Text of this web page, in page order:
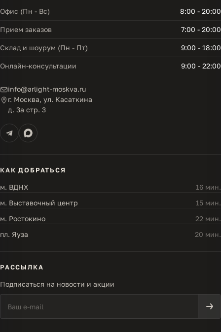
Офис (Пн - Вс) 8:00 - 20:00
Прием заказов 7:00 - 20:00
Склад и шоурум (Пн - Пт) 9:00 - 18:00
Онлайн-консультации 9:00 - 22:00
info@arlight-moskva.ru
г. Москва, ул. Касаткина
д. 3а стр. 3
КАК ДОБРАТЬСЯ
м. ВДНХ
16 мин.
м. Выставочный центр
15 мин.
м. Ростокино
22 мин.
пл. Яуза
20 мин.
РАССЫЛКА
Подписаться на новости и акции